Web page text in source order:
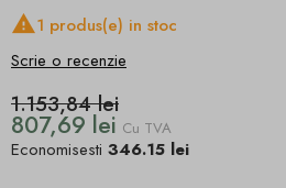
1 produs(e) in stoc
Scrie o recenzie
1.153,84 lei
807,69 lei Cu TVA
Economisesti 346.15 lei